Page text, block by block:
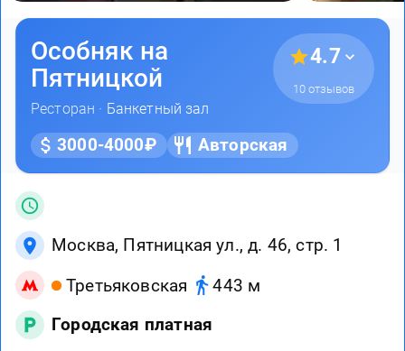
Особняк на
Пятницкой
Ресторан · Банкетный зал
4.7
10 отзывов
3000-4000₽ Авторская
Москва, Пятницкая ул., д. 46, стр. 1
Третьяковская
443 м
Городская платная